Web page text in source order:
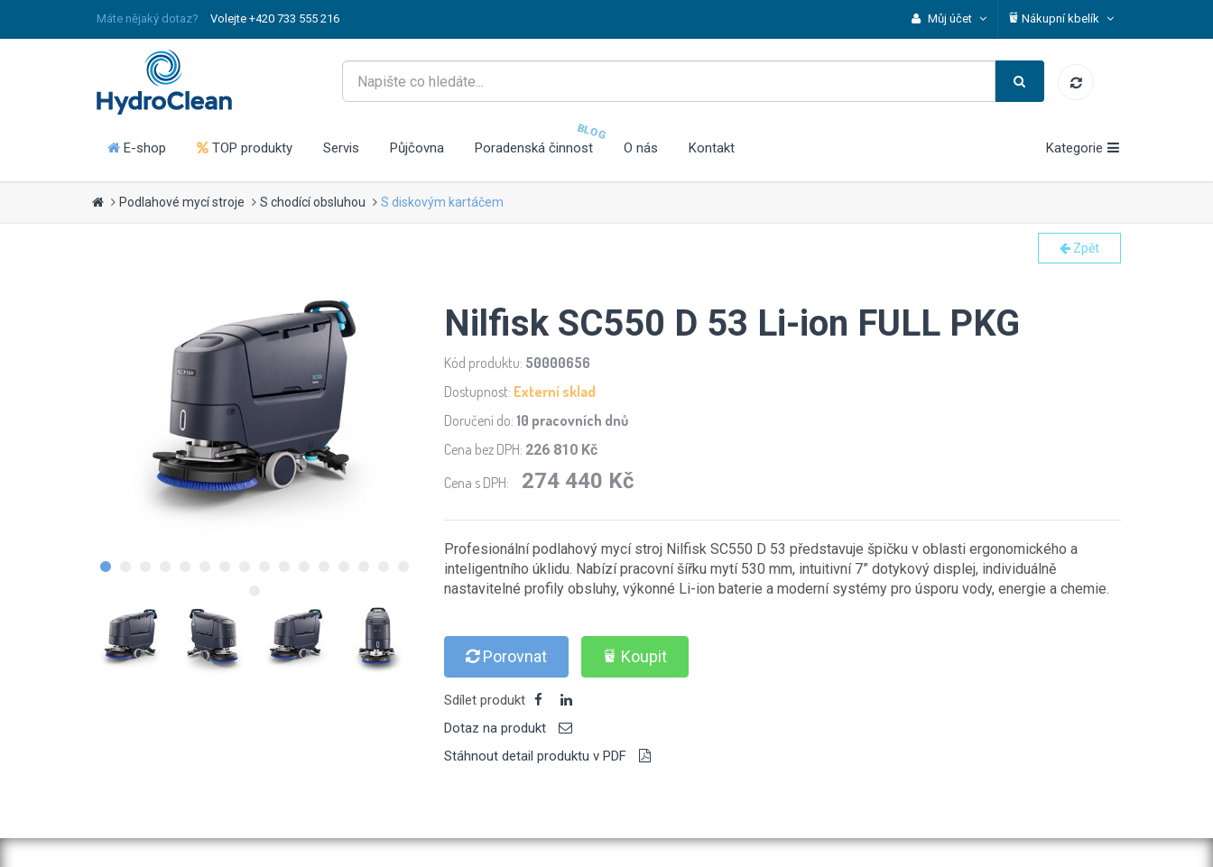
Máte nějaký dotaz? Volejte +420 733 555 216 Můj účet Nákupní kbelík
E-shop TOP produkty Servis Půjčovna Poradenská činnost
BLOG
O nás Kontakt Kategorie
Podlahové mycí stroje S chodící obsluhou S diskovým kartáčem
Zpět
Nilfisk SC550 D 53 Li-ion FULL PKG
Kód produktu: 50000656
Dostupnost: Externí sklad
Doručení do: 10 pracovních dnů
Cena bez DPH: 226 810 Kč
Cena s DPH: 274 440 Kč
Profesionální podlahový mycí stroj Nilfisk SC550 D 53 představuje špičku v oblasti ergonomického a
inteligentního úklidu. Nabízí pracovní šířku mytí 530 mm, intuitivní 7” dotykový displej, individuálně
nastavitelné profily obsluhy, výkonné Li-ion baterie a moderní systémy pro úsporu vody, energie a chemie.
Porovnat Koupit
Sdílet produkt
Dotaz na produkt
Stáhnout detail produktu v PDF